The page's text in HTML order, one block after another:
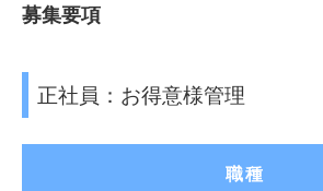
募集要項
正社員：お得意様管理
職種